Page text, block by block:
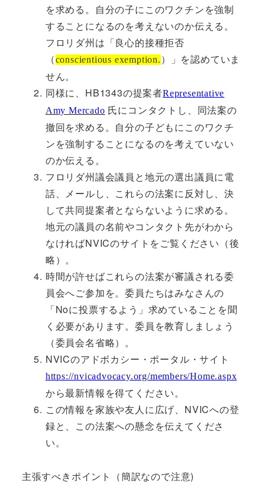
を求める。自分の子にこのワクチンを強制
することになるのを考えないのか伝える。
フロリダ州は「良心的接種拒否
（conscientious exemption.）」を認めていま
せん。
同様に、HB1343の提案者Representative
Amy Mercado 氏にコンタクトし、同法案の
撤回を求める。自分の子どもにこのワクチ
ンを強制することになるのを考えていない
のか伝える。
フロリダ州議会議員と地元の選出議員に電
話、メールし、これらの法案に反対し、決
して共同提案者とならないように求める。
地元の議員の名前やコンタクト先がわから
なければNVICのサイトをご覧ください（後
略）。
時間が許せばこれらの法案が審議される委
員会へご参加を。委員たちはみなさんの
「Noに投票するよう」求めていることを聞
く必要があります。委員を教育しましょう
（委員会名省略）。
NVICのアドボカシー・ポータル・サイト
https://nvicadvocacy.org/members/Home.aspx
から最新情報を得てください。
この情報を家族や友人に広げ、NVICへの登
録と、この法案への懸念を伝えてくださ
い。
主張すべきポイント（簡訳なので注意)